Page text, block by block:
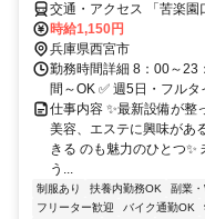
交通・アクセス 「苦楽園
時給1,150円
兵庫県西宮市
勤務時間詳細 8：00～23
間～OK ✅ 週5日・フル
仕事内容 ✨最新設備が整
美容、エステに興味があ
きる のも魅力のひとつ✨
う...
制服あり 扶養内勤務OK 副業
フリーター歓迎
バイク通勤OK